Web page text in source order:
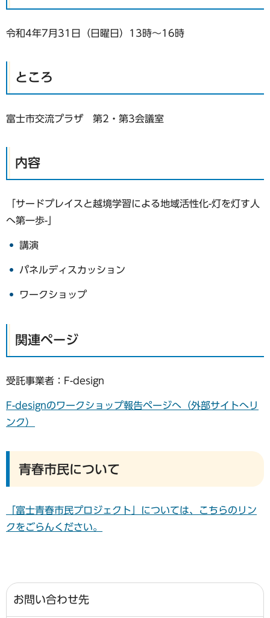
令和4年7月31日（日曜日）13時～16時
ところ
富士市交流プラザ 第2・第3会議室
内容
「サードプレイスと越境学習による地域活性化-灯を灯す人
へ第一歩-」
講演
パネルディスカッション
ワークショップ
関連ページ
受託事業者：F-design
F-designのワークショップ報告ページへ（外部サイトへリ
ンク）
青春市民について
「富士青春市民プロジェクト」については、こちらのリン
クをごらんください。
お問い合わせ先